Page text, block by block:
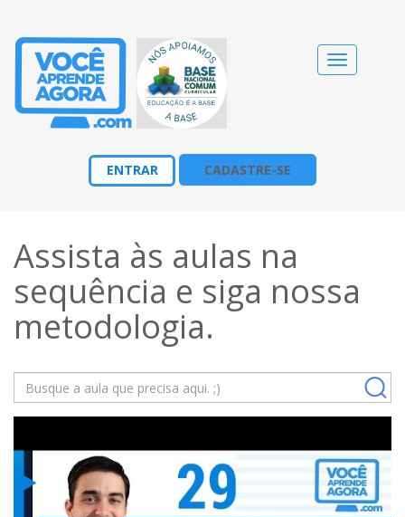
Alternar
navegação
ENTRAR CADASTRE-SE
Assista às aulas na
sequência e siga nossa
metodologia.